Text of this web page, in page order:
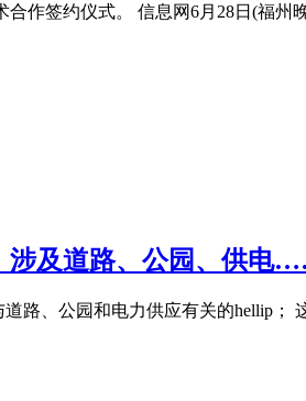
作签约仪式。 信息网6月28日(福
涉及道路、公园、供电
路、公园和电力供应有关的hellip